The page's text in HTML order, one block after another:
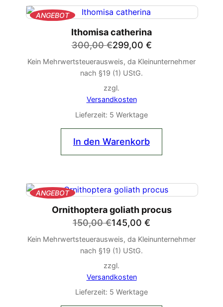
ANGEBOTPRODUKT
ANGEBOT
Ithomisa catherina
300,00€Ursprünglicher
Preis
war:
300,00 €
299,00 €
Aktueller
Preis
ist:
299,00 €.
Kein Mehrwertsteuerausweis, da Kleinunternehmer
nach §19 (1) UStG.
zzgl.
Versandkosten
Lieferzeit: 5 Werktage
In den Warenkorb
ANGEBOTPRODUKT
ANGEBOT
Ornithoptera goliath procus
150,00€Ursprünglicher
Preis
war:
150,00 €
145,00 €
Aktueller
Preis
ist:
145,00 €.
Kein Mehrwertsteuerausweis, da Kleinunternehmer
nach §19 (1) UStG.
zzgl.
Versandkosten
Lieferzeit: 5 Werktage